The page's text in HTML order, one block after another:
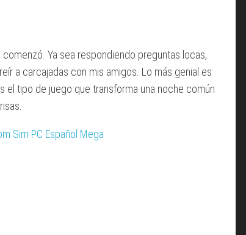
Ya sea respondiendo preguntas locas,
a carcajadas con mis amigos. Lo más genial es
el tipo de juego que transforma una noche común
Sim PC Español Mega